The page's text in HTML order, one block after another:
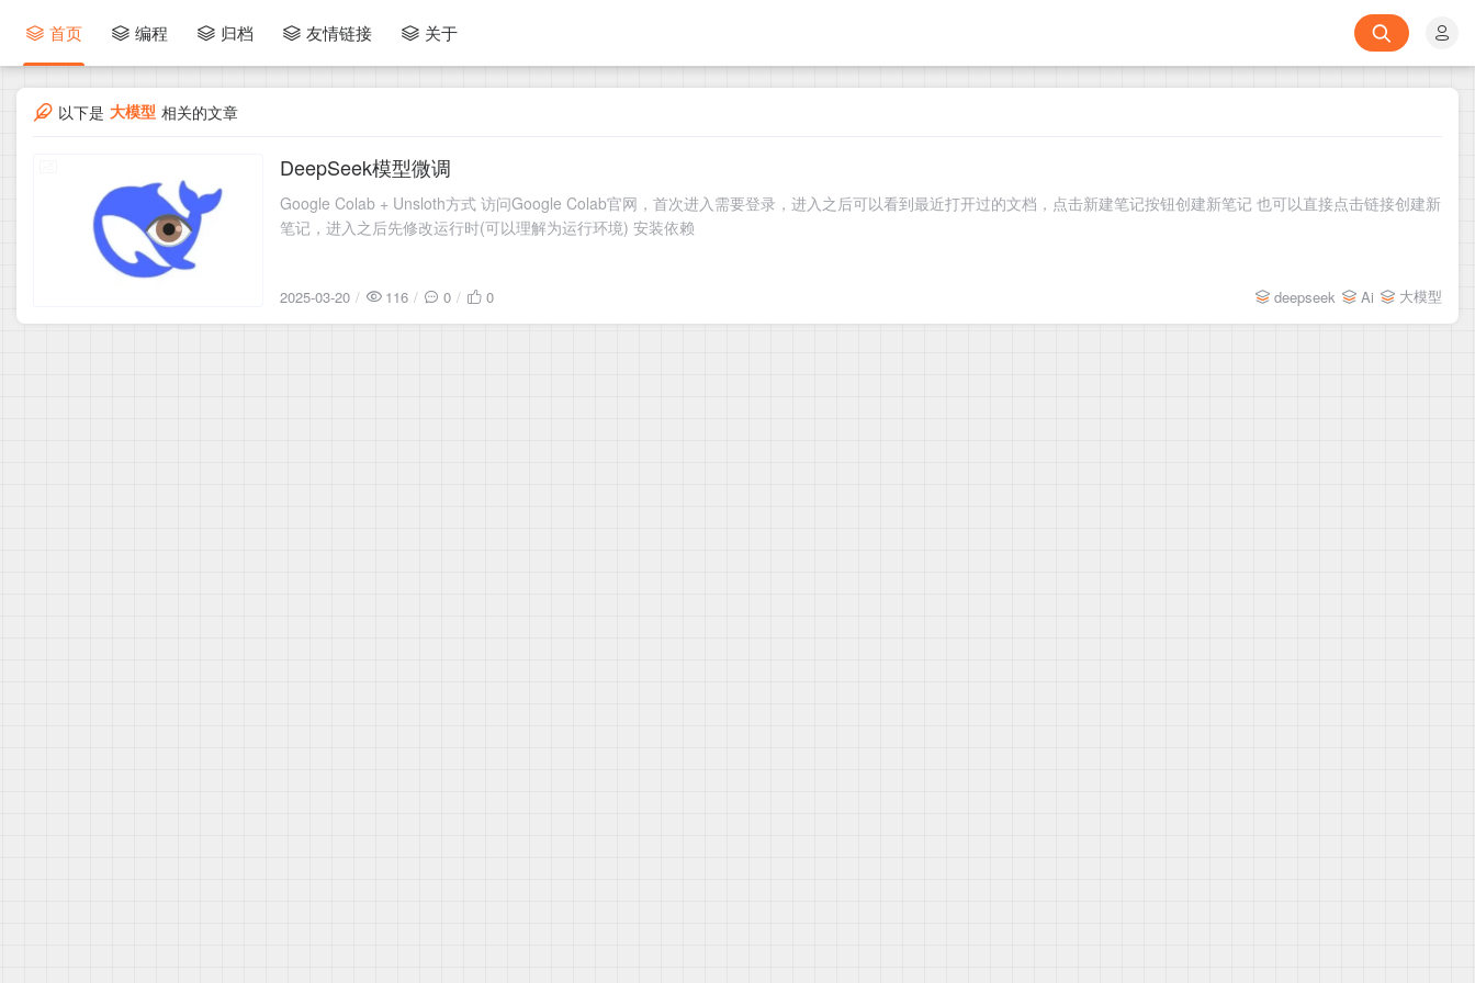
首页 编程 归档 友情链接 关于
以下是 大模型 相关的文章
2025-03-20
DeepSeek模型微调
Google Colab + Unsloth方式 访问Google Colab官网，首次进入需要登录，进入之后可以看到最近打开过的文档，点击新建笔记按钮创建新笔记 也可以直接点击链接创建新
笔记，进入之后先修改运行时(可以理解为运行环境) 安装依赖
2025-03-20 116 0 0 deepseek Ai 大模型